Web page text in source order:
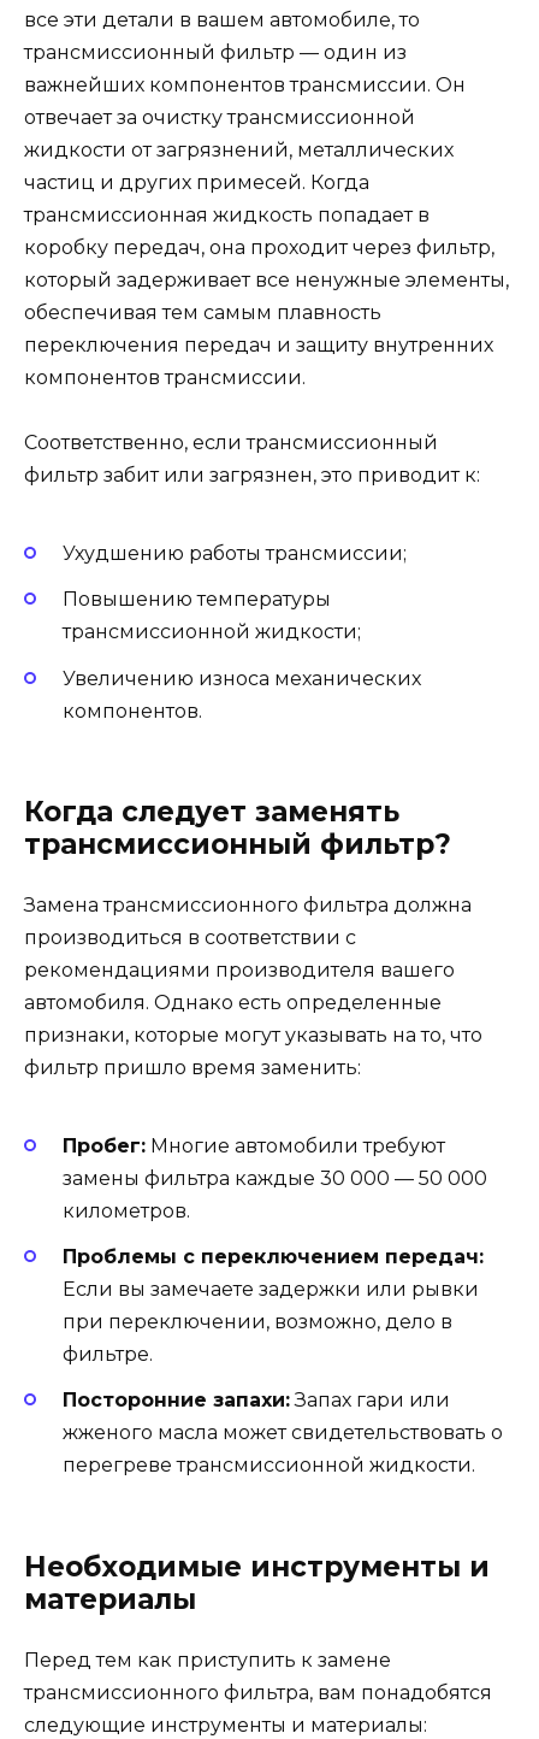
все эти детали в вашем автомобиле, то
трансмиссионный фильтр — один из
важнейших компонентов трансмиссии. Он
отвечает за очистку трансмиссионной
жидкости от загрязнений, металлических
частиц и других примесей. Когда
трансмиссионная жидкость попадает в
коробку передач, она проходит через фильтр,
который задерживает все ненужные элементы,
обеспечивая тем самым плавность
переключения передач и защиту внутренних
компонентов трансмиссии.
Соответственно, если трансмиссионный
фильтр забит или загрязнен, это приводит к:
Ухудшению работы трансмиссии;
Повышению температуры
трансмиссионной жидкости;
Увеличению износа механических
компонентов.
Когда следует заменять
трансмиссионный фильтр?
Замена трансмиссионного фильтра должна
производиться в соответствии с
рекомендациями производителя вашего
автомобиля. Однако есть определенные
признаки, которые могут указывать на то, что
фильтр пришло время заменить:
Пробег: Многие автомобили требуют
замены фильтра каждые 30 000 — 50 000
километров.
Проблемы с переключением передач:
Если вы замечаете задержки или рывки
при переключении, возможно, дело в
фильтре.
Посторонние запахи:Запах гари или
жженого масла может свидетельствовать о
перегреве трансмиссионной жидкости.
Необходимые инструменты и
материалы
Перед тем как приступить к замене
трансмиссионного фильтра, вам понадобятся
следующие инструменты и материалы: